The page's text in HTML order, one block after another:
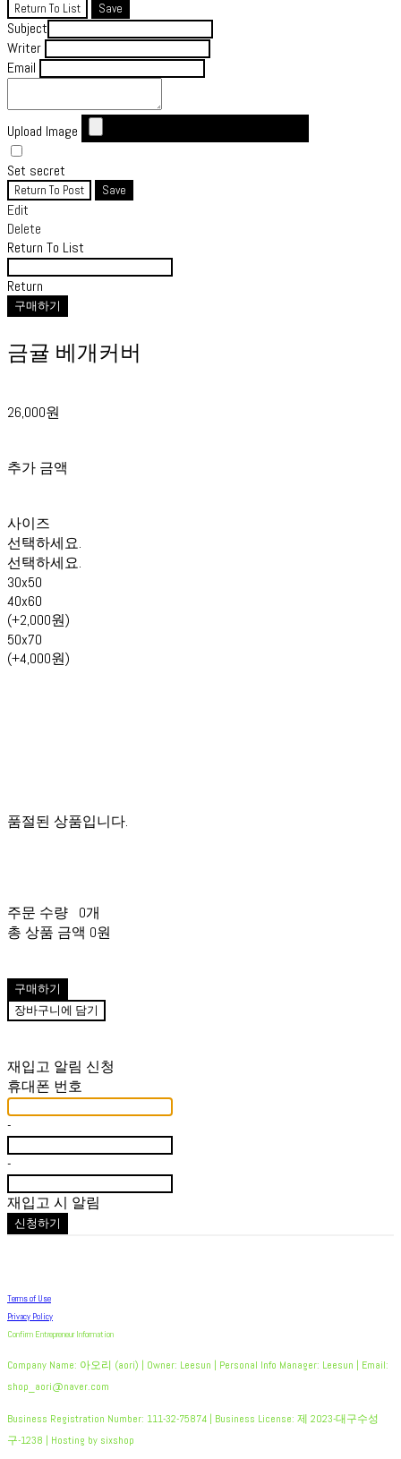
Return To List Save
Subject
Writer
Email
Upload Image
Set secret
Return To Post Save
Edit
Delete
Return To List
Return
구매하기
금귤 베개커버
26,000원
추가 금액
사이즈
선택하세요.
선택하세요.
30x50
40x60
(+2,000원)
50x70
(+4,000원)
품절된 상품입니다.
주문 수량
0개
총 상품 금액 0원
구매하기
장바구니에 담기
재입고 알림 신청
휴대폰 번호
-
-
재입고 시 알림
신청하기
Terms of Use
Privacy Policy
Confirm Entrepreneur Information
Company Name: 아오리 (aori) | Owner: Leesun | Personal Info Manager: Leesun | Email:
shop_aori@naver.com
Business Registration Number: 111-32-75874 | Business License: 제 2023-대구수성
구-1238 | Hosting by sixshop